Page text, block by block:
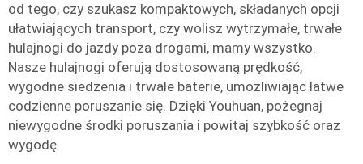
od tego, czy szukasz kompaktowych, składanych opcji
ułatwiających transport, czy wolisz wytrzymałe, trwałe
hulajnogi do jazdy poza drogami, mamy wszystko.
Nasze hulajnogi oferują dostosowaną prędkość,
wygodne siedzenia i trwałe baterie, umożliwiając łatwe
codzienne poruszanie się. Dzięki Youhuan, pożegnaj
niewygodne środki poruszania i powitaj szybkość oraz
wygodę.